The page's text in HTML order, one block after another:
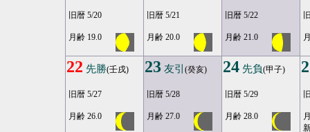
旧暦 5/20
月齢 19.0
旧暦 5/21
月齢 20.0
旧暦 5/22
月齢 21.0
22 先勝(壬戌)
旧暦 5/27
月齢 26.0
23 友引 (癸亥)
旧暦 5/28
月齢 27.0
24 先負(甲子)
旧暦 5/29
月齢 28.0